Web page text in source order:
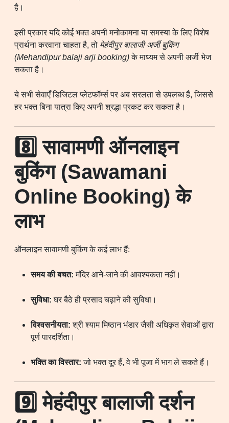
है।
इसी प्रकार यदि कोई भक्त अपनी मनोकामना या समस्या के लिए विशेष
प्रार्थना करवाना चाहता है, तो मेहंदीपुर बालाजी अर्जी बुकिंग
(Mehandipur balaji arji booking)के माध्यम से अपनी अर्जी भेज
सकता है।
ये सभी सेवाएँ डिजिटल प्लेटफॉर्म्स पर अब सरलता से उपलब्ध हैं, जिससे
हर भक्त बिना यात्रा किए अपनी श्रद्धा प्रकट कर सकता है।
8️⃣ सावामणी ऑनलाइन
बुकिंग (Sawamani
Online Booking) के
लाभ
ऑनलाइन सावामणी बुकिंग के कई लाभ हैं:
समय की बचत: मंदिर आने-जाने की आवश्यकता नहीं।
सुविधा: घर बैठे ही प्रसाद चढ़ाने की सुविधा।
विश्वसनीयता: श्री श्याम मिष्ठान भंडार जैसी अधिकृत सेवाओं द्वारा
पूर्ण पारदर्शिता।
भक्ति का विस्तार: जो भक्त दूर हैं, वे भी पूजा में भाग ले सकते हैं।
9️⃣ मेहंदीपुर बालाजी दर्शन